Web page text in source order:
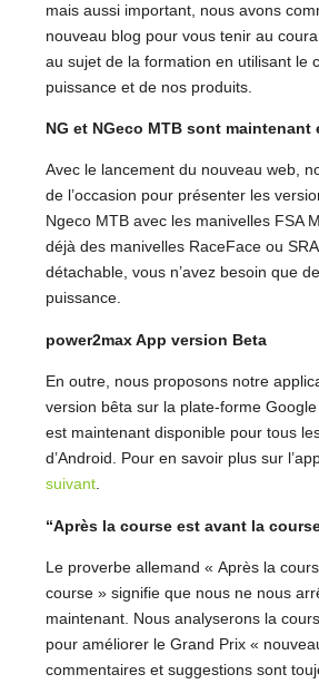
mais aussi important, nous avons
nouveau blog pour vous tenir au
au sujet de la formation en utilisant le
puissance et de nos produits.
NG et NGeco MTB sont maintenant
Avec le lancement du nouveau web,
de l’occasion pour présenter les
Ngeco MTB avec les manivelles FSA
déjà des manivelles RaceFace ou
détachable, vous n’avez besoin que
puissance.
power2max App version Beta
En outre, nous proposons notre
version bêta sur la plate-forme Google
est maintenant disponible pour tous
d’Android. Pour en savoir plus sur
suivant
“Après la course est avant la
Le proverbe allemand « Après la
course » signifie que nous ne nous
maintenant. Nous analyserons la
pour améliorer le Grand Prix «
commentaires et suggestions sont